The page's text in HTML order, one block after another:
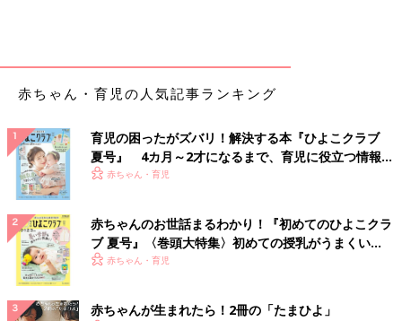
赤ちゃん・育児の人気記事ランキング
育児の困ったがズバリ！解決する本『ひよこクラブ
夏号』 4カ月～2才になるまで、育児に役立つ情報が
いっぱい！
赤ちゃん・育児
赤ちゃんのお世話まるわかり！『初めてのひよこクラ
ブ 夏号』〈巻頭大特集〉初めての授乳がうまくい
く！ おっぱい・ミルクの基本と夏のトラブル 解決テ
赤ちゃん・育児
赤ちゃんが生まれたら！2冊の「たまひよ」